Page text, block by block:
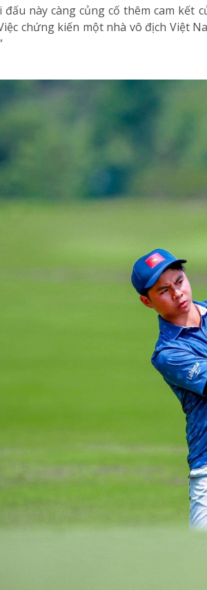
đấu này càng củng cố thêm cam kết
chứng kiến một nhà vô địch Việt